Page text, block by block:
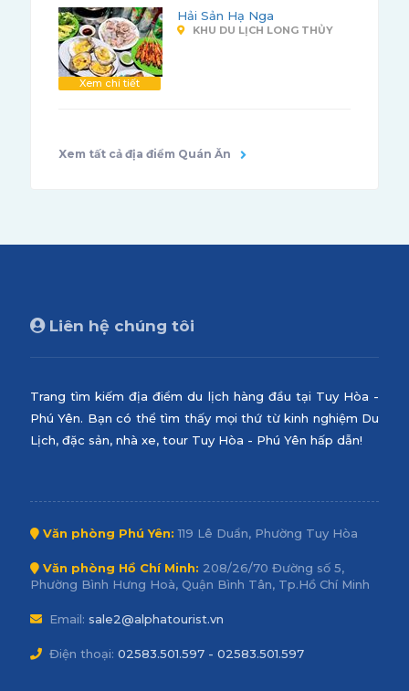
Xem chi tiết
Hải Sản Hạ Nga
KHU DU LỊCH LONG THỦY
Xem tất cả địa điểm Quán Ăn
Liên hệ chúng tôi
Trang tìm kiếm địa điểm du lịch hàng đầu tại Tuy Hòa -
Phú Yên. Bạn có thể tìm thấy mọi thứ từ kinh nghiệm Du
Lịch, đặc sản, nhà xe, tour Tuy Hòa - Phú Yên hấp dẫn!
Văn phòng Phú Yên: 119 Lê Duẩn, Phường Tuy Hòa
Văn phòng Hồ Chí Minh: 208/26/70 Đường số 5,
Phường Bình Hưng Hoà, Quận Bình Tân, Tp.Hồ Chí Minh
Email: sale2@alphatourist.vn
Điện thoại: 02583.501.597 - 02583.501.597